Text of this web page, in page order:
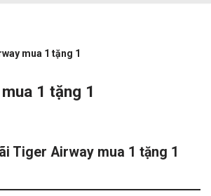
mua 1 tặng 1
1 tặng 1
Tiger Airway mua 1 tặng 1